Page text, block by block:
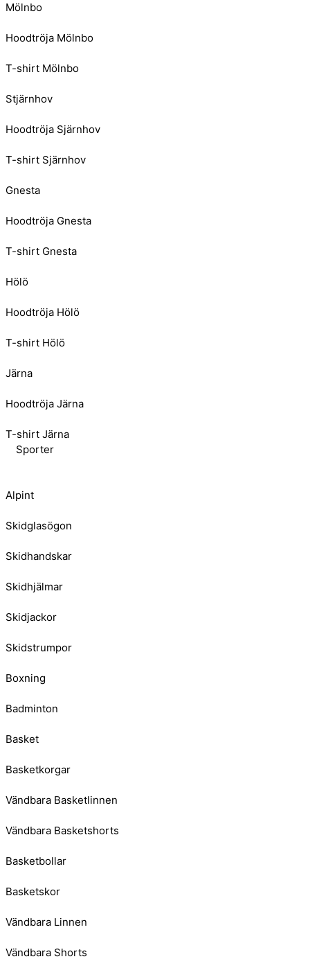
Mölnbo
Hoodtröja Mölnbo
T-shirt Mölnbo
Stjärnhov
Hoodtröja Sjärnhov
T-shirt Sjärnhov
Gnesta
Hoodtröja Gnesta
T-shirt Gnesta
Hölö
Hoodtröja Hölö
T-shirt Hölö
Järna
Hoodtröja Järna
T-shirt Järna
Sporter
Alpint
Skidglasögon
Skidhandskar
Skidhjälmar
Skidjackor
Skidstrumpor
Boxning
Badminton
Basket
Basketkorgar
Vändbara Basketlinnen
Vändbara Basketshorts
Basketbollar
Basketskor
Vändbara Linnen
Vändbara Shorts